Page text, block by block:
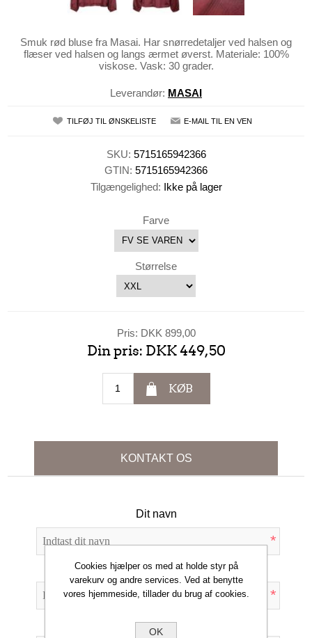
Smuk rød bluse fra Masai. Har snørredetaljer ved halsen og
flæser ved halsen og langs ærmet øverst. Materiale: 100%
viskose. Vask: 30 grader.
Leverandør: MASAI
TILFØJ TIL ØNSKELISTE E-MAIL TIL EN VEN
SKU: 5715165942366
GTIN: 5715165942366
Tilgængelighed: Ikke på lager
Farve
Størrelse
Pris: DKK 899,00
Din pris: DKK 449,50
KØB
KONTAKT OS
Dit navn
*
Din e-mail
*
Emne:
Cookies hjælper os med at holde styr på
varekurv og andre services. Ved at benytte
vores hjemmeside, tillader du brug af cookies.
OK